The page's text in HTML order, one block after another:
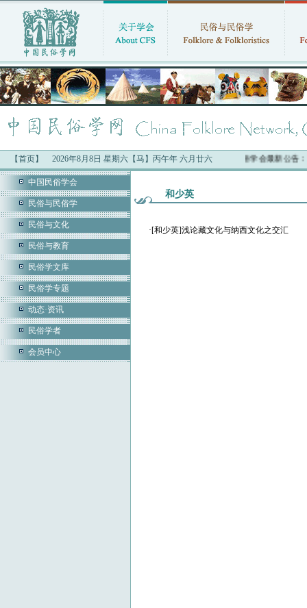
【首页】 2026年8月8日 星期六【马】丙午年 六月廿六中国民俗学会最新公告：
中国民俗学会
民俗与民俗学
民俗与文化
民俗与教育
民俗学文库
民俗学专题
动态·资讯
民俗学者
会员中心
和少英
·[和少英]浅论藏文化与纳西文化之交汇